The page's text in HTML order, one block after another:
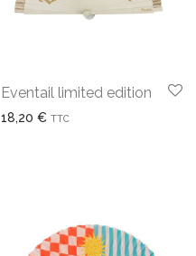
Eventail limited edition
18,20 € TTC